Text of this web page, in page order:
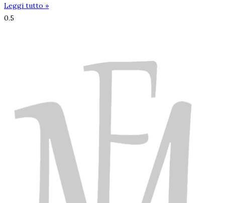
Leggi tutto »